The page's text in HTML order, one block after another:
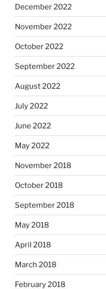
December 2022
November 2022
October 2022
September 2022
August 2022
July 2022
June 2022
May 2022
November 2018
October 2018
September 2018
May 2018
April 2018
March 2018
February 2018